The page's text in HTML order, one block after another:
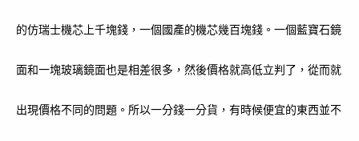
的仿瑞士機芯上千塊錢，一個國產的機芯幾百塊錢。一個藍寶石鏡
面和一塊玻璃鏡面也是相差很多，然後價格就高低立判了，從而就
出現價格不同的問題。所以一分錢一分貨，有時候便宜的東西並不